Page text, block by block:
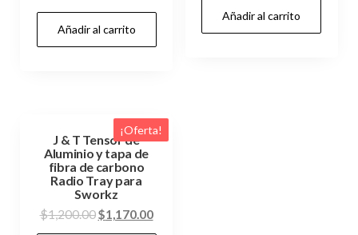
Añadir al carrito
Añadir al carrito
¡Oferta!
J & T Tensor de
Aluminio y tapa de
fibra de carbono
Radio Tray para
Sworkz
$1,200.00El
$1,170.00El